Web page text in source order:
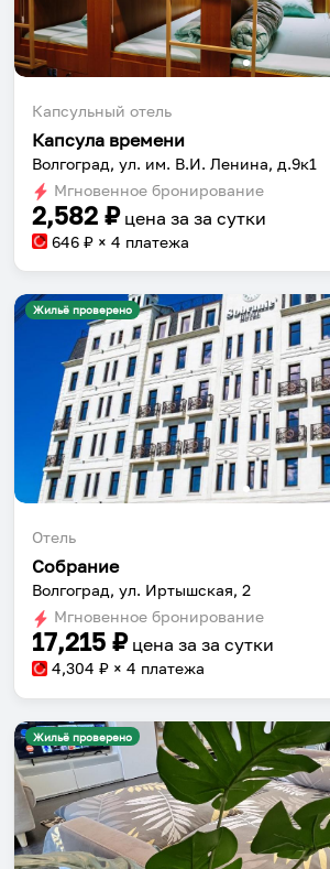
Капсульный отель
Капсула времени
Волгоград, ул. им. В.И. Ленина, д.9к1
Мгновенное бронирование
2,582 ₽ цена за за сутки
646 ₽ × 4 платежа
Жильё проверено
Отель
Собрание
Волгоград, ул. Иртышская, 2
Мгновенное бронирование
17,215 ₽ цена за за сутки
4,304 ₽ × 4 платежа
Жильё проверено